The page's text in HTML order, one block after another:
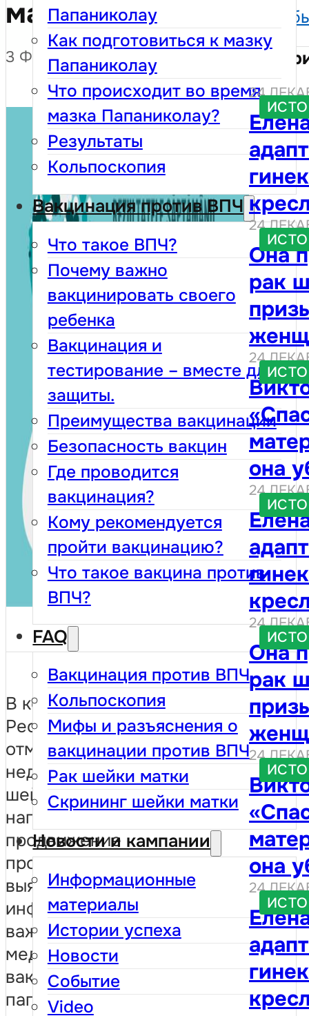
Папаниколау
Как подготовиться к мазку
Папаниколау
Что происходит во время
мазка Папаниколау?
Результаты
Кольпоскопия
Вакцинация против ВПЧ
Что такое ВПЧ?
Почему важно
вакцинировать своего
ребенка
Вакцинация и
тестирование – вместе для
защиты.
Преимущества вакцинации
Безопасность вакцин
Где проводится
вакцинация?
Кому рекомендуется
пройти вакцинацию?
Что такое вакцина против
ВПЧ?
FAQ
Вакцинация против ВПЧ
Кольпоскопия
Мифы и разъяснения о
вакцинации против ВПЧ
Рак шейки матки
Скрининг шейки матки
Новости и кампании
Информационные
материалы
Истории успеха
Новости
Событие
Video
матки
3 ФЕВРАЛЯ 2026
В конце января в
Республике Молдова была
отмечена Международная
неделя профилактики рака
шейки матки – инициатива,
направленная на
продвижение
профилактики, раннего
выявления и
информирование женщин о
важности регулярных
медицинских осмотров и
вакцинации против вируса
папилломы человека (ВПЧ).
24
твои
уже
24
Она
рак
24
она
24
твои
уже
24
Она
рак
24
она
24